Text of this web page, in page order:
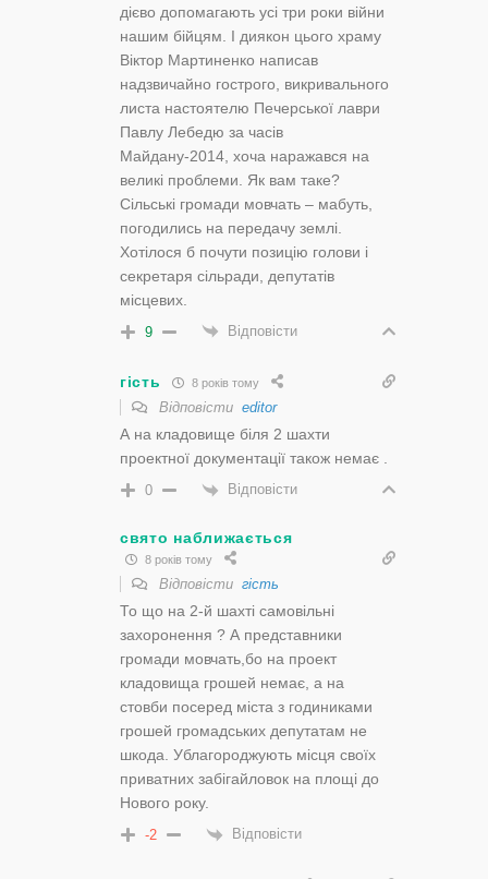
дієво допомагають усі три роки війни
нашим бійцям. І диякон цього храму
Віктор Мартиненко написав
надзвичайно гострого, викривального
листа настоятелю Печерської лаври
Павлу Лебедю за часів
Майдану-2014, хоча наражався на
великі проблеми. Як вам таке?
Сільські громади мовчать – мабуть,
погодились на передачу землі.
Хотілося б почути позицію голови і
секретаря сільради, депутатів
місцевих.
9 Відповісти
гість 8 років тому
Відповісти editor
А на кладовище біля 2 шахти
проектної документації також немає .
0 Відповісти
свято наближається
8 років тому
Відповісти гість
То що на 2-й шахті самовільні
захоронення ? А представники
громади мовчать,бо на проект
кладовища грошей немає, а на
стовби посеред міста з годиниками
грошей громадських депутатам не
шкода. Ублагороджують місця своїх
приватних забігайловок на площі до
Нового року.
-2 Відповісти